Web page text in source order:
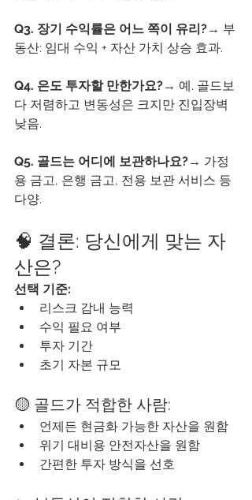
Q3. 장기 수익률은 어느 쪽이 유리?→ 부
동산: 임대 수익 + 자산 가치 상승 효과.
Q4. 은도 투자할 만한가요?→ 예. 골드보
다 저렴하고 변동성은 크지만 진입장벽
낮음.
Q5. 골드는 어디에 보관하나요?→ 가정
용 금고, 은행 금고, 전용 보관 서비스 등
다양.
🧠 결론: 당신에게 맞는 자
산은?
선택 기준:
리스크 감내 능력
수익 필요 여부
투자 기간
초기 자본 규모
🟡 골드가 적합한 사람:
언제든 현금화 가능한 자산을 원함
위기 대비용 안전자산을 원함
간편한 투자 방식을 선호